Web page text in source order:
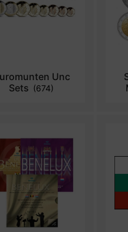
Unc
Sets (674)